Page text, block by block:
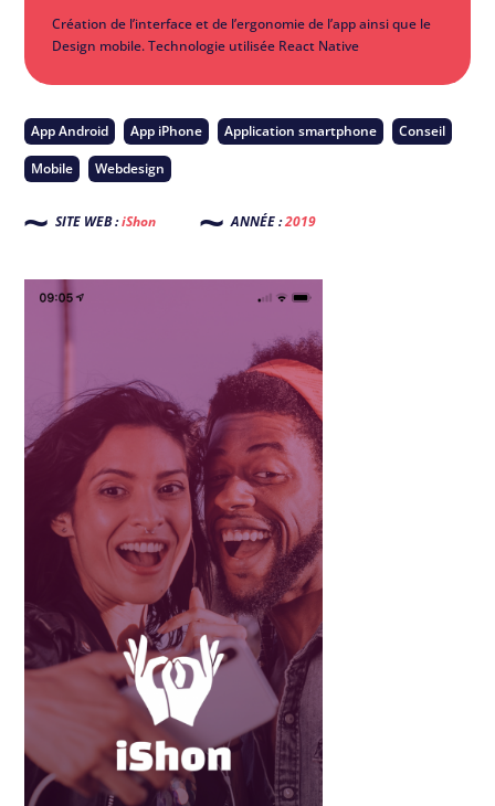
Création de l’interface et de l’ergonomie de l’app ainsi que le
Design mobile. Technologie utilisée React Native
App Android App iPhone Application smartphone
Conseil
Mobile
Webdesign
SITE WEB :iShon ANNÉE :2019